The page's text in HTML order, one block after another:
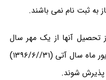
به ثبت نام نمی باشند.
تحصیل آنها از یک مهر سال
۱۳۹۵ (۱۳۹۵/۷/۱) لغایت ۳۱ شهریور ماه سال آتی (۳۱//۱۳۹۶/۶)
پذیرش شوند.